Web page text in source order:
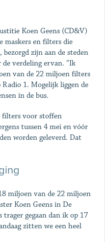
Koen Geens (CD&V)
maskers en filters die
bezorgd zijn aan de steden
verdeling ervan. “Ik
van de 22 miljoen filters
1. Mogelijk liggen de
in de bus.
filters voor stoffen
tussen 4 mei en vóór
worden geleverd. Dat
miljoen van de 22 miljoen
Koen Geens in De
gegaan dan ik op 17
zitten we een heel